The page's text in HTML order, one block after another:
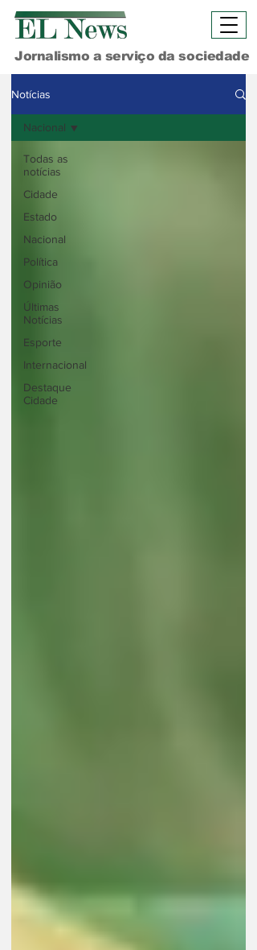
Jornalismo a serviço da sociedade
Notícias
Todas as
notícias
Cidade
Estado
Nacional
Política
Opinião
Últimas
Notícias
Esporte
Internacional
Destaque
Cidade
Nacional